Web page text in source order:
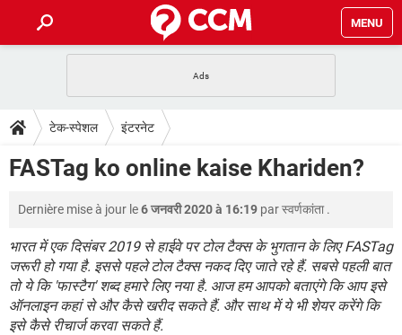
MENU
फोन पर अकाउंट बैलेंस चेक
WhatsApp Hack हो गया? Lucky Patcher यूज करें
टेक-स्पेशल
2020 के फ्री एंटीवायरस
बेस्ट फ्री ऑनलाइन गेम्स
डाउनलोड
FORUM
TikTok Account Freeze हो गया JioPhone में TikTok डाउनलोड
SBI बैंक अकाउंट नंबर पता करें
एनसाइक्लोपीडिया
केबल और कनेक्टर्स कंप्यूटर बस
सीरियल और पैरलल पोर्ट
टेक-स्पेशल इंटरनेट
FASTag ko online kaise Khariden?
Dernière mise à jour le6 जनवरी 2020 à 16:19 parस्वर्णकांता.
भारत में एक दिसंबर 2019 से हाईवे पर टोल टैक्स के भुगतान के लिए FASTag
जरूरी हो गया है. इससे पहले टोल टैक्स नकद दिए जाते रहे हैं. सबसे पहली बात
तो ये कि 'फास्टैग' शब्द हमारे लिए नया है. आज हम आपको बताएंगे कि आप इसे
ऑनलाइन कहां से और कैसे खरीद सकते हैं. और साथ में ये भी शेयर करेंगे कि
इसे कैसे रीचार्ज करवा सकते हैं.